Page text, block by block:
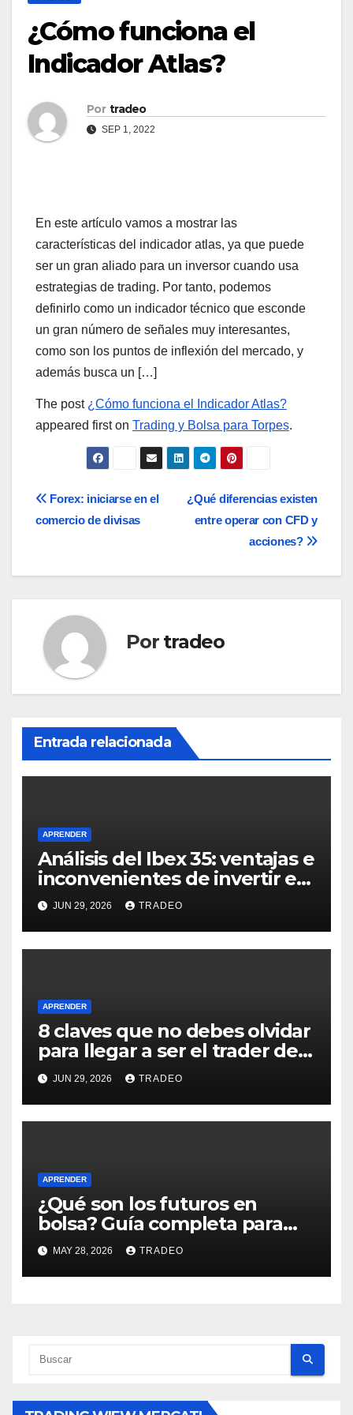
¿Cómo funciona el
Indicador Atlas?
Por tradeo
SEP 1, 2022
En este artículo vamos a mostrar las
características del indicador atlas, ya que puede
ser un gran aliado para un inversor cuando usa
estrategias de trading. Por tanto, podemos
definirlo como un indicador técnico que esconde
un gran número de señales muy interesantes,
como son los puntos de inflexión del mercado, y
además busca un […]
The post ¿Cómo funciona el Indicador Atlas?
appeared first on Trading y Bolsa para Torpes.
Navegación
entradas
¿Qué diferencias existen
entre operar con CFD y
acciones?
Forex: iniciarse en el
comercio de divisas
Por tradeo
Entrada relacionada
APRENDER
Análisis del Ibex 35: ventajas e
inconvenientes de invertir en
élJUN 29, 2026 TRADEO
APRENDER
8 claves que no debes olvidar
para llegar a ser el trader de
éxito que deseas
JUN 29, 2026 TRADEO
APRENDER
¿Qué son los futuros en
bolsa? Guía completa para
principiantes
MAY 28, 2026 TRADEO